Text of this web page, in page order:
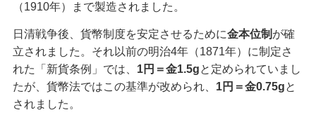
（1910年）まで製造されました。
日清戦争後、貨幣制度を安定させるために金本位制 が確
立されました。それ以前の明治4年（1871年）に制定さ
れた「新貨条例」では、 1円＝金1.5gと定められていまし
たが、貨幣法ではこの基準が改められ、 1円＝金0.75gと
されました。